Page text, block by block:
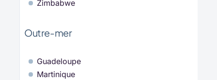
Zimbabwe
Outre-mer
Guadeloupe
Martinique